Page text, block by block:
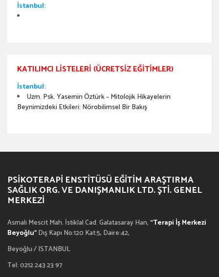
İstanbul:
KATILIMCI LISTELERI (ÜCRETSIZ EĞITIMLER)
İstanbul:
Uzm. Psk. Yasemin Öztürk – Mitolojik Hikayelerin
Beynimizdeki Etkileri: Nörobilimsel Bir Bakış
PSIKOTERAPI ENSTITÜSÜ EĞITIM ARAŞTIRMA
SAĞLIK ORG. VE DANIŞMANLIK LTD. ŞTI. GENEL
MERKEZI
Asmalı Mescit Mah. İstiklal Cad. Galatasaray Han, “Terapi İş Merkezi
Beyoğlu”Dış Kapı No:120 Kat:5, Daire:42,
Beyoğlu / ISTANBUL
Tel: 0212 243 23 97